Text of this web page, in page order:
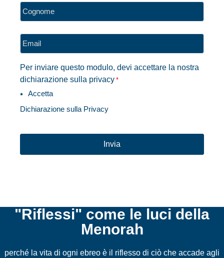
Email
*
Per inviare questo modulo, devi accettare la nostra
dichiarazione sulla privacy *
Accetta
Dichiarazione sulla Privacy
"Riflessi" come le luci della
Menorah
perché la vita di ogni ebreo è il riflesso di ciò che accade agli